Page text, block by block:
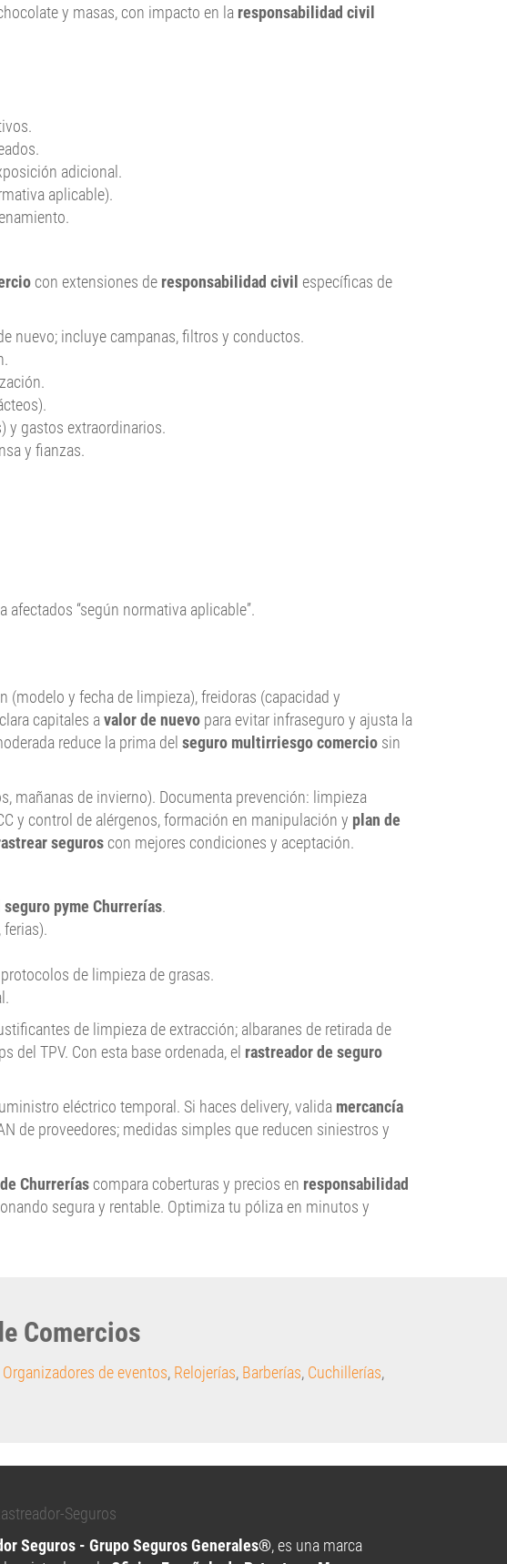
y masas, con impacto en la responsabilidad civil
adicional.
aplicable).
con extensiones de responsabilidad civil específicas de
nuevo; incluye campanas, filtros y conductos.
y gastos extraordinarios.
y fianzas.
“según normativa aplicable”.
y fecha de limpieza), freidoras (capacidad y
capitales a valor de nuevo para evitar infraseguro y ajusta la
reduce la prima del seguro multirriesgo comercio sin
mañanas de invierno). Documenta prevención: limpieza
y control de alérgenos, formación en manipulación y plan de
seguros con mejores condiciones y aceptación.
seguro pyme Churrerías.
de limpieza de grasas.
de limpieza de extracción; albaranes de retirada de
del TPV. Con esta base ordenada, el rastreador de seguro
eléctrico temporal. Si haces delivery, valida mercancía
de proveedores; medidas simples que reducen siniestros y
Churrerías compara coberturas y precios en responsabilidad
segura y rentable. Optimiza tu póliza en minutos y
Comercios
Organizadores de eventos, Relojerías, Barberías, Cuchillerías,
Seguros - Grupo Seguros Generales®, es una marca